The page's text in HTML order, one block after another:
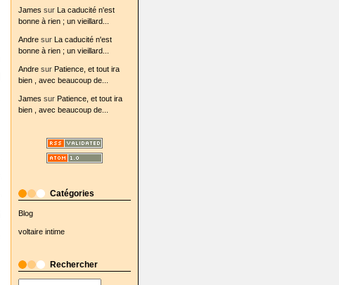
James sur La caducité n'est
bonne à rien ; un vieillard...
Andresur La caducité n'est
bonne à rien ; un vieillard...
Andresur Patience, et tout ira
bien , avec beaucoup de...
James sur Patience, et tout ira
bien , avec beaucoup de...
Catégories
Blog
voltaire intime
Rechercher